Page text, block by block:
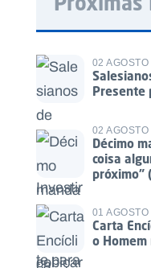
02 AGOSTO
Presente
02 AGOSTO
Décimo
coisa
próximo”
01 AGOSTO
Carta
o Homem